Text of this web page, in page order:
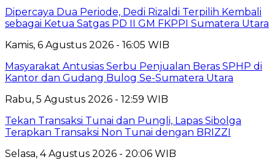
Dipercaya Dua Periode, Dedi Rizaldi Terpilih Kembali
sebagai Ketua Satgas PD II GM FKPPI Sumatera Utara
Kamis, 6 Agustus 2026 - 16:05 WIB
Masyarakat Antusias Serbu Penjualan Beras SPHP di
Kantor dan Gudang Bulog Se-Sumatera Utara
Rabu, 5 Agustus 2026 - 12:59 WIB
Tekan Transaksi Tunai dan Pungli, Lapas Sibolga
Terapkan Transaksi Non Tunai dengan BRIZZI
Selasa, 4 Agustus 2026 - 20:06 WIB